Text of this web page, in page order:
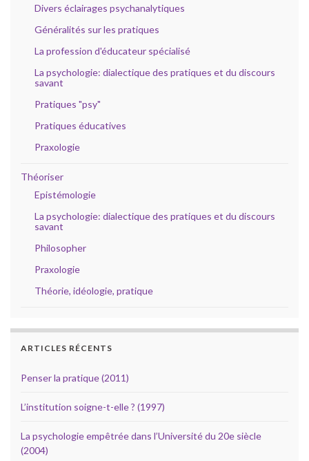
Divers éclairages psychanalytiques
Généralités sur les pratiques
La profession d'éducateur spécialisé
La psychologie: dialectique des pratiques et du discours
savant
Pratiques "psy"
Pratiques éducatives
Praxologie
Théoriser
Epistémologie
La psychologie: dialectique des pratiques et du discours
savant
Philosopher
Praxologie
Théorie, idéologie, pratique
ARTICLES RÉCENTS
Penser la pratique (2011)
L’institution soigne-t-elle ? (1997)
La psychologie empêtrée dans l’Université du 20e siècle
(2004)